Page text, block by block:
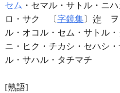
セム ・セマル・サトル・ニ
ロ・サク 〔 字鏡集 〕
ヲ
ル・オコル・セム・サトル
ニ・ヒク・チカシ・セハシ
ル・サハル・タチマチ
[熟語]